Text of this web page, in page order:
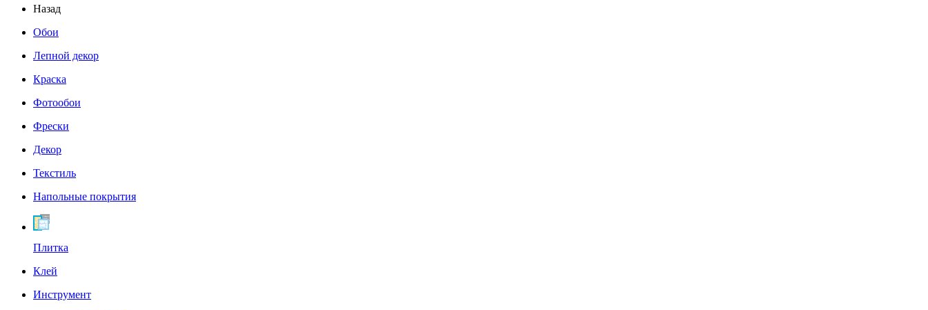
Назад
Обои
Лепной декор
Краска
Фотообои
Фрески
Декор
Текстиль
Напольные покрытия
Плитка
Клей
Инструмент